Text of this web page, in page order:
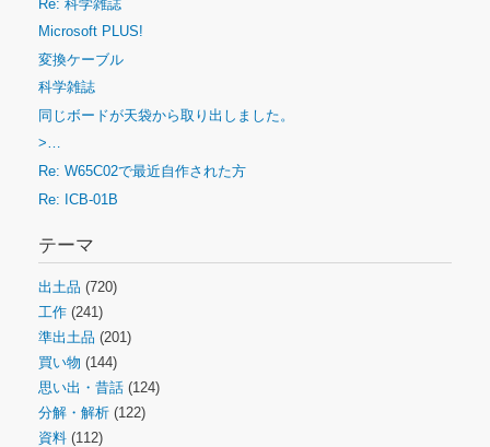
Re: 科学雑誌
Microsoft PLUS!
変換ケーブル
科学雑誌
同じボードが天袋から取り出しました。
>…
Re: W65C02で最近自作された方
Re: ICB-01B
テーマ
出土品 (720)
工作 (241)
準出土品 (201)
買い物 (144)
思い出・昔話 (124)
分解・解析 (122)
資料 (112)